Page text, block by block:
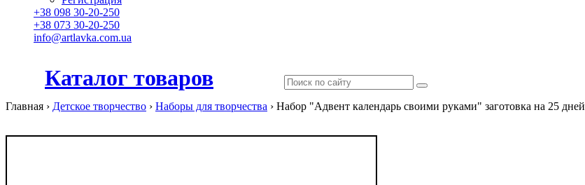
+38 098 30-20-250
+38 073 30-20-250
info@artlavka.com.ua
Каталог товаров
Главная › Детское творчество › Наборы для творчества › Набор "Адвент календарь своими руками" заготовка на 25 дней